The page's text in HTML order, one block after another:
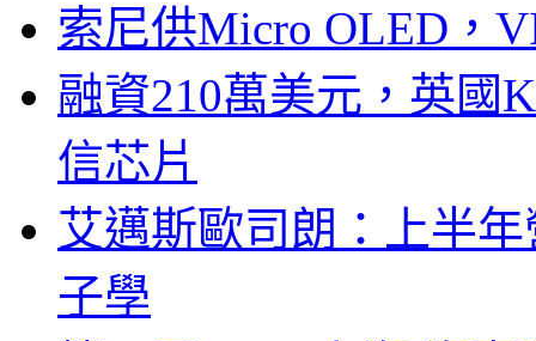
索尼供Micro OLED，
融資210萬美元，英國
信芯片
艾邁斯歐司朗：上半
子學